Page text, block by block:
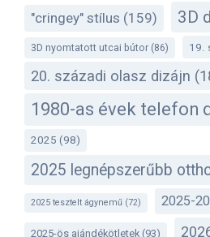
"cringey" stílus (159) 3D
3D nyomtatott utcai bútor (86) 19.
20. századi olasz dizájn
1980-as évek telefon
2025 (98)
2025 legnépszerűbb
2025 tesztelt ágynemű (72) 2025-
2025-ös ajándékötletek (93)